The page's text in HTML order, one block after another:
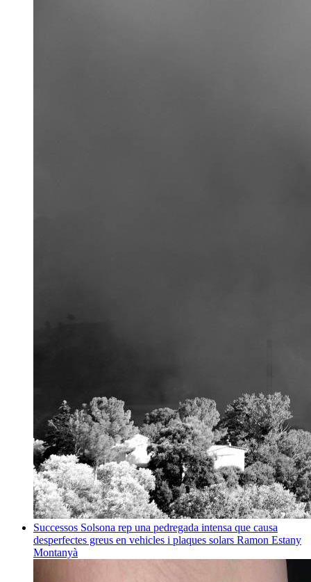
Successos Solsona rep una pedregada intensa que causa
desperfectes greus en vehicles i plaques solars Ramon Estany
Montanyà